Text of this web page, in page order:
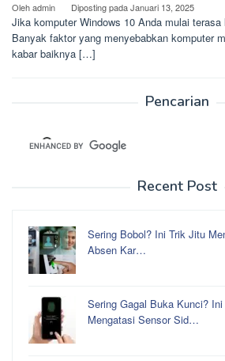
Olehadmin Diposting padaJanuari 13, 2025
Jika komputer Windows 10 Anda mulai
Banyak faktor yang menyebabkan komputer
kabar baiknya […]
Pencarian
Recent Post
Sering Bobol? Ini Trik Jitu
Absen Kar…
Sering Gagal Buka Kunci?
Mengatasi Sensor Sid…